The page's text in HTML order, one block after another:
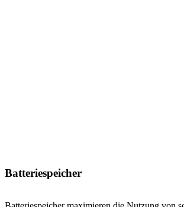
Batteriespeicher